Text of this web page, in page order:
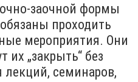
заочной формы
проходить
мероприятия. Они
их „закрыть“ без
лекций, семинаров,